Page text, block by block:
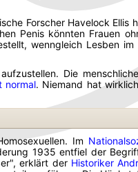
Forscher Havelock Ellis
Penis könnten Frauen
wenngleich Lesben
Die
normal. Niemand hat
Im
1935 entfiel der
erklärt der Historiker